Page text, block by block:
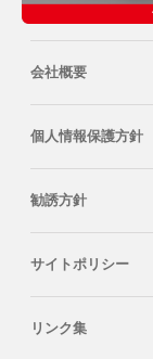
会社概要
個人情報保護方針
勧誘方針
サイトポリシー
リンク集